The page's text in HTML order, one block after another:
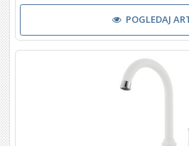
POGLEDAJ